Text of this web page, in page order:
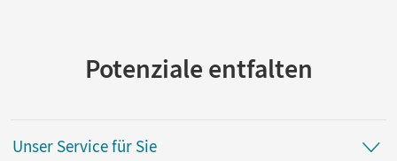
Potenziale entfalten
Unser Service für Sie